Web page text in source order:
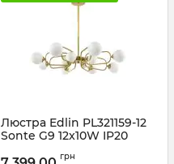
Люстра Edlin PL321159-12
Sonte G9 12x10W IP20
грн